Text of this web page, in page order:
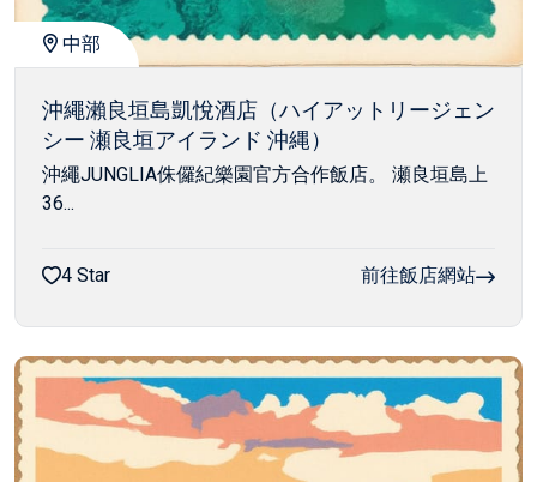
中部
沖繩瀨良垣島凱悅酒店（ハイアットリージェン
シー 瀬良垣アイランド 沖縄）
沖繩JUNGLIA侏儸紀樂園官方合作飯店。 瀬良垣島上
36...
4 Star 前往飯店網站